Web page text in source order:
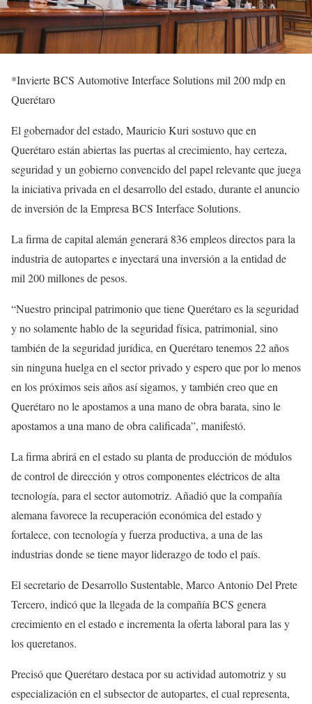
*Invierte BCS Automotive Interface Solutions mil 200 mdp en
Querétaro
El gobernador del estado, Mauricio Kuri sostuvo que en
Querétaro están abiertas las puertas al crecimiento, hay certeza,
seguridad y un gobierno convencido del papel relevante que juega
la iniciativa privada en el desarrollo del estado, durante el anuncio
de inversión de la Empresa BCS Interface Solutions.
La firma de capital alemán generará 836 empleos directos para la
industria de autopartes e inyectará una inversión a la entidad de
mil 200 millones de pesos.
“Nuestro principal patrimonio que tiene Querétaro es la seguridad
y no solamente hablo de la seguridad física, patrimonial, sino
también de la seguridad jurídica, en Querétaro tenemos 22 años
sin ninguna huelga en el sector privado y espero que por lo menos
en los próximos seis años así sigamos, y también creo que en
Querétaro no le apostamos a una mano de obra barata, sino le
apostamos a una mano de obra calificada”, manifestó.
La firma abrirá en el estado su planta de producción de módulos
de control de dirección y otros componentes eléctricos de alta
tecnología, para el sector automotriz. Añadió que la compañía
alemana favorece la recuperación económica del estado y
fortalece, con tecnología y fuerza productiva, a una de las
industrias donde se tiene mayor liderazgo de todo el país.
El secretario de Desarrollo Sustentable, Marco Antonio Del Prete
Tercero, indicó que la llegada de la compañía BCS genera
crecimiento en el estado e incrementa la oferta laboral para las y
los queretanos.
Precisó que Querétaro destaca por su actividad automotriz y su
especialización en el subsector de autopartes, el cual representa,